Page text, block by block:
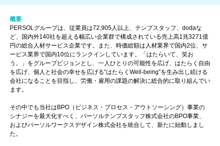
概要
PERSOLグループは、従業員は72,905人以上、テンプスタッフ、dodaな
ど、国内外140社を超える幅広い企業群で構成されている売上高1兆3271億
円の総合人材サービス企業です。また、時価総額は人材業界で国内2位、サ
ービス業界で国内10位にランクインしています。「はたらいて、笑お
う。」をグループビジョンとし、一人ひとりの可能性を広げ、はたらく自由
を広げ、個人と社会の幸せを広げる“はたらくWell-being”を生み出し続ける
会社になることを目指し、労働・雇用の課題の解決に総合的に取り組んでい
ます。
その中でも当社はBPO（ビジネス・プロセス・アウトソーシング）事業の
シナジーを最大化すべく、パーソルテンプスタッフ株式会社のBPO事業、
およびパーソルワークスデザイン株式会社を統合して、新たに始動しまし
た。